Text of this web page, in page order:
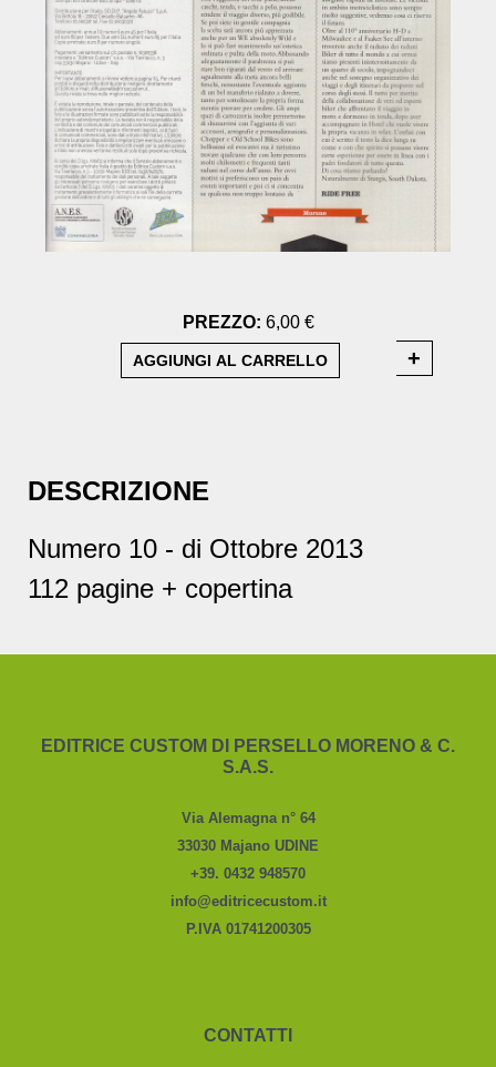
PREZZO: 6,00 €
DESCRIZIONE
Numero 10 - di Ottobre 2013
112 pagine + copertina
EDITRICE CUSTOM DI PERSELLO MORENO & C.
S.A.S.
Via Alemagna n° 64
33030 Majano UDINE
+39. 0432 948570
info@editricecustom.it
P.IVA 01741200305
CONTATTI